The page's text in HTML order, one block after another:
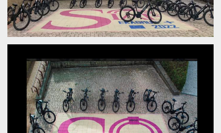
Nome
Provider /
Dominio
Scadenza Descrizione
cf_clearance
Cloudflare,
Inc.
1 anno
Clearance
Cookie from
passed. It is
used to no
longer issue a
captcha or
jschallenge
challenge if
present. It is
required to
reach origin
server.